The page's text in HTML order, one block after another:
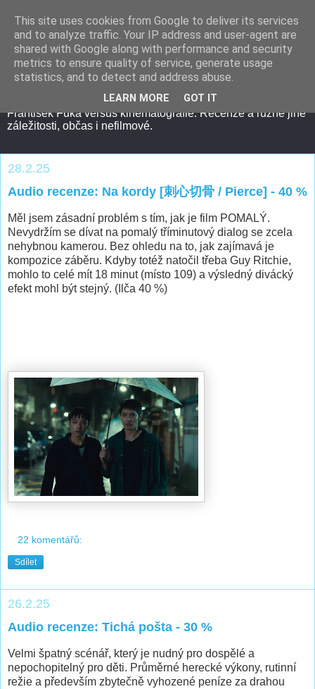
František Fuka versus kinematografie. Recenze a různé jiné
záležitosti, občas i nefilmové.
28.2.25
Audio recenze: Na kordy [刺心切骨 / Pierce] - 40 %
Měl jsem zásadní problém s tím, jak je film POMALÝ.
Nevydržím se dívat na pomalý tříminutový dialog se zcela
nehybnou kamerou. Bez ohledu na to, jak zajímavá je
kompozice záběru. Kdyby totéž natočil třeba Guy Ritchie,
mohlo to celé mít 18 minut (místo 109) a výsledný divácký
efekt mohl být stejný. (Ilča 40 %)
22 komentářů:
Sdílet
26.2.25
Audio recenze: Tichá pošta - 30 %
Velmi špatný scénář, který je nudný pro dospělé a
nepochopitelný pro děti. Průměrné herecké výkony, rutinní
režie a především zbytečně vyhozené peníze za drahou
This site uses cookies from Google to deliver its services
and to analyze traffic. Your IP address and user-agent are
shared with Google along with performance and security
metrics to ensure quality of service, generate usage
statistics, and to detect and address abuse.
LEARN MORE GOT IT